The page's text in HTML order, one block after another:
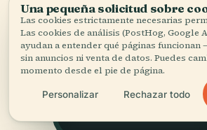
Una pequeña solicitud sobre
Las cookies estrictamente necesarias
Las cookies de análisis (PostHog, Google
ayudan a entender qué páginas funcionan
sin anuncios ni venta de datos. Puedes
momento desde el pie de página.
Personalizar Rechazar todo